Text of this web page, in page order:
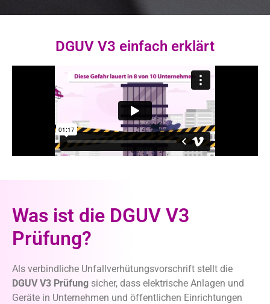
DGUV V3 einfach erklärt
Was ist die DGUV V3
Prüfung?
Als verbindliche Unfallverhütungsvorschrift stellt die
DGUV V3 Prüfung sicher, dass elektrische Anlagen und
Geräte in Unternehmen und öffentlichen Einrichtungen